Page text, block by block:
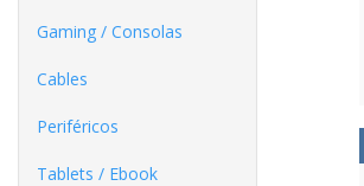
Gaming / Consolas
Cables
Periféricos
Tablets / Ebook